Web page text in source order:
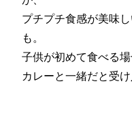
プチプチ食感が美味
も。
子供が初めて食べる場
カレーと一緒だと受